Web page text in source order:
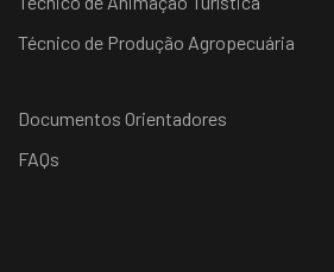
Técnico de Produção Agropecuária
Documentos Orientadores
FAQs